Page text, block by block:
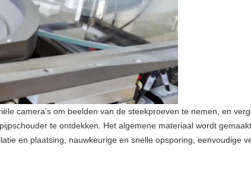
camera's om beelden van de steekproeven te nemen, en
te ontdekken. Het algemene materiaal wordt
en plaatsing, nauwkeurige en snelle opsporing, eenvoudige